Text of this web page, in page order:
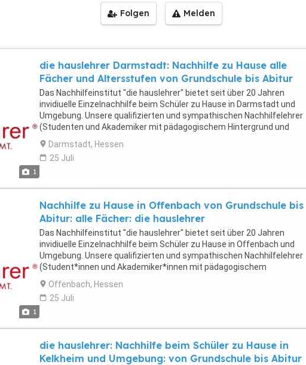
Folgen Melden
1
die hauslehrer Darmstadt: Nachhilfe zu Hause alle
Fächer und Altersstufen von Grundschule bis Abitur
Das Nachhilfeinstitut "die hauslehrer" bietet seit über 20 Jahren
invidiuelle Einzelnachhilfe beim Schüler zu Hause in Darmstadt und
Umgebung. Unsere qualifizierten und sympathischen Nachhilfelehrer
(Studenten und Akademiker mit pädagogischem Hintergrund und
Lehrerfahrung) geben professionelle Nachhilfe für alle Fächer und
Altersstufen und betreuen erfolgreich Schüler und Schülerinnen von
der Grundschule bis zum Abitur- auch Erwachsene. Unser
pädagogisch- psychologischen Konzept und unterstützen Schüler
auch bei ihren individuellen Lernschwierigkeiten wie
Konzentrationsproblemen, Motivationsproblemen, Prüfungsangst,
Hochbegabung, Dyskalkulie, Legasthenie... Unterrichtsbegleitend
vermitteln "die hauslehrer" stets das Lernen lernen. Nähere
Informationen zu Arbeit, Konzept und Preisen erhalten Sie unter: tel.:
069-71913987 Unsere Preise: 60 Minuten Einzelunterricht pro Woche
beim Schüler zu Hause kosten monatlich 175 Euro. 90 Minuten
Einzelunterricht pro Woche beim Schüler zu Hause kosten monatlich
Darmstadt, Hessen
25 Juli
1
Nachhilfe zu Hause in Offenbach von Grundschule bis
Abitur: alle Fächer: die hauslehrer
Das Nachhilfeinstitut "die hauslehrer" bietet seit über 20 Jahren
invidiuelle Einzelnachhilfe beim Schüler zu Hause in Offenbach und
Umgebung. Unsere qualifizierten und sympathischen Nachhilfelehrer
(Student*innen und Akademiker*innen mit pädagogischem
Hintergrund und Lehrerfahrung) geben professionelle Nachhilfe für alle
Fächer und Altersstufen und betreuen erfolgreich Schüler und
Schülerinnen von der Grundschule bis zum Abitur- auch Erwachsene.
einem erprobten pädagogisch- psychologischen Konzept und
unterstützen Schüler auch bei ihren individuellen Lernschwierigkeiten
Offenbach, Hessen
25 Juli
die hauslehrer: Nachhilfe beim Schüler zu Hause in
Kelkheim und Umgebung: von Grundschule bis Abitur